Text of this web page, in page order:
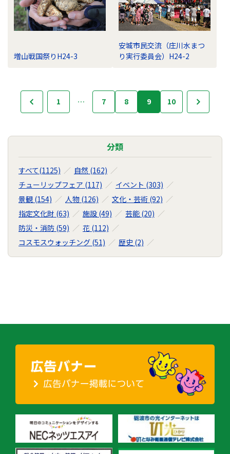
増山戦国祭りH24-3
安城市民交流（庄川水まつ
り実行委員会）H24-2
イ
ョ
1 … 7 8 9 10
分類
すべて(1125)
自然 (162)
チューリップフェア (117)
イベント (303)
景観 (154)
人物 (126)
文化・芸術 (92)
指定文化財 (63)
施設 (49)
芸能 (20)
防災・消防 (59)
花 (112)
コスモスウォッチング (51)
歴史 (2)